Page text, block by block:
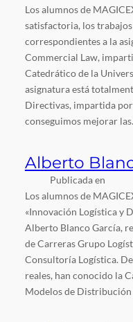
Los alumnos de
satisfactoria, los
correspondientes a la
Commercial Law,
Catedrático de la
asignatura está
Directivas, impartida
conseguimos mejorar
Alberto
Publicada en
Los alumnos de
«Innovación Logística y
Alberto Blanco García,
de Carreras Grupo
Consultoría Logística.
reales, han conocido la
Modelos de